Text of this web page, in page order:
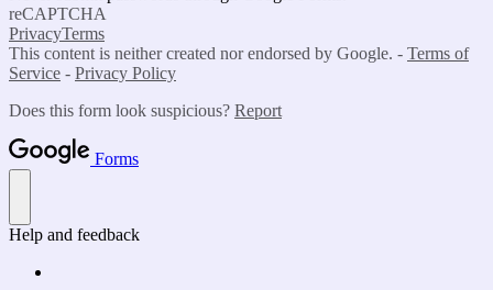
reCAPTCHA
PrivacyTerms
This content is neither created nor endorsed by Google. - Terms of
Service - Privacy Policy
Does this form look suspicious? Report
Forms
Help and feedback